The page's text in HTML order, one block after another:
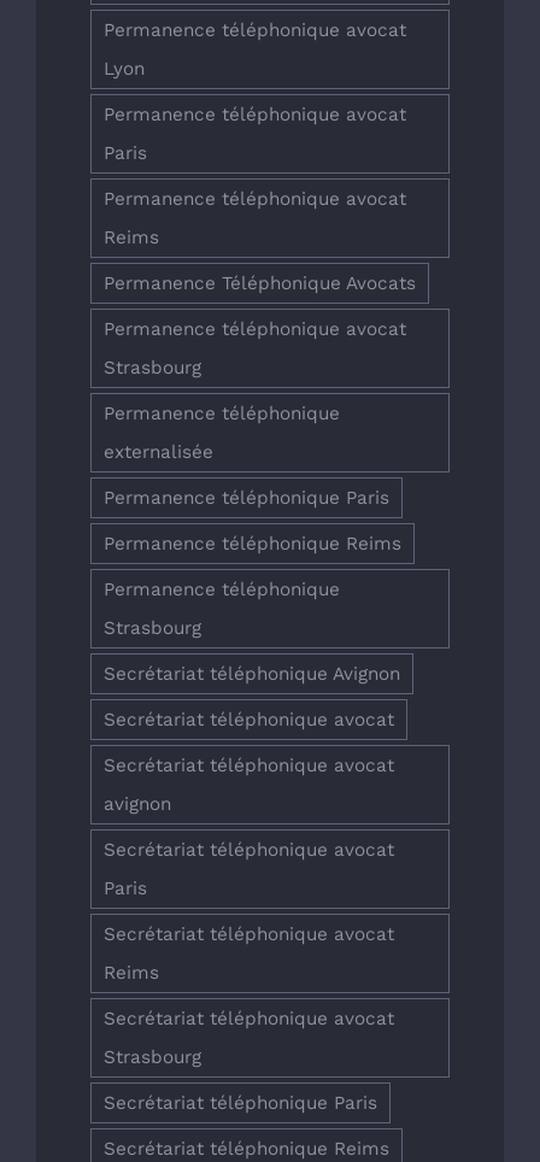
Permanence téléphonique avocat
Lyon
Permanence téléphonique avocat
Paris
Permanence téléphonique avocat
Reims
Permanence Téléphonique Avocats
Permanence téléphonique avocat
Strasbourg
Permanence téléphonique
externalisée
Permanence téléphonique Paris
Permanence téléphonique Reims
Permanence téléphonique
Strasbourg
Secrétariat téléphonique Avignon
Secrétariat téléphonique avocat
Secrétariat téléphonique avocat
avignon
Secrétariat téléphonique avocat
Paris
Secrétariat téléphonique avocat
Reims
Secrétariat téléphonique avocat
Strasbourg
Secrétariat téléphonique Paris
Secrétariat téléphonique Reims